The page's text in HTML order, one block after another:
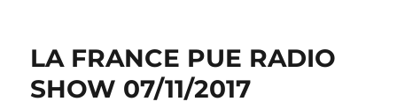
LA FRANCE PUE RADIO
SHOW 07/11/2017